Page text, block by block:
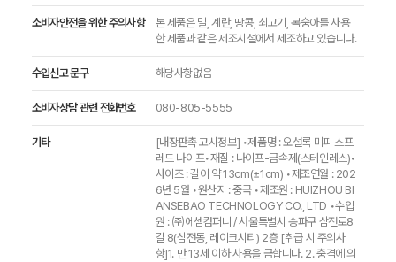
소비자안전을 위한 주의사항
본 제품은 밀, 계란, 땅콩, 쇠고기, 복숭아를 사용
한 제품과 같은 제조시설에서 제조하고 있습니다.
수입신고 문구 해당사항없음
소비자상담 관련 전화번호 080-805-5555
기타
[내장판촉 고시정보] •제품명 : 오설록 미피 스프
레드 나이프•재질 : 나이프-금속제(스테인레스)•
사이즈 : 길이 약 13cm(±1cm) •제조연월 : 202
6년 5월 •원산지 : 중국 •제조원 : HUIZHOU BI
ANSEBAO TECHNOLOGY CO., LTD •수입
원 : ㈜에셈컴퍼니 / 서울특별시 송파구 삼전로8
길 8(삼전동, 레이크시티) 2층 [취급 시 주의사
항]1. 만 13세 이하 사용을 금합니다. 2. 충격에 의